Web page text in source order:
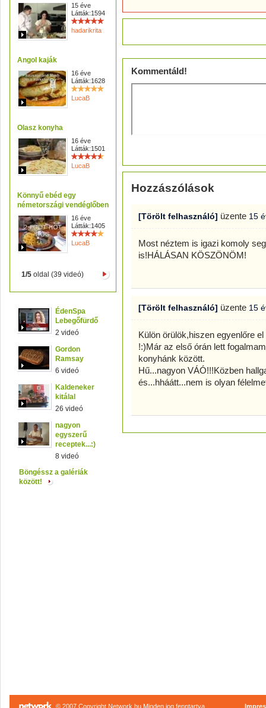
15 éve
Látták:1594
hadarikrita
Angol kaják
16 éve
Látták:1628
LucaB
Olasz konyha
16 éve
Látták:1501
LucaB
Könnyű ebéd egy
németországi vendéglőben
16 éve
Látták:1405
LucaB
1/5oldal (39 videó)
ÉdenSpa
Lebegőfürdő
2 videó
Gordon
Ramsay
6 videó
Kaldeneker
kitálal
26 videó
nagyon
egyszerű
receptek...:)
8 videó
Böngéssz a galériák
között!
Kommentáld!
Hozzászólások
[Törölt felhasználó] üzente 15
Most néztem is igazi komoly
is!HÁLÁSAN KÖSZÖNÖM!
[Törölt felhasználó] üzente 15
Külön örülök,hiszen egyenlőre
!:)Már az első órán lett
konyhánk között.
Hű...nagyon VÁÓ!!!Közben
és...hháátt...nem is olyan
© 2007 Copyright Network.hu Minden jog fenntartva.